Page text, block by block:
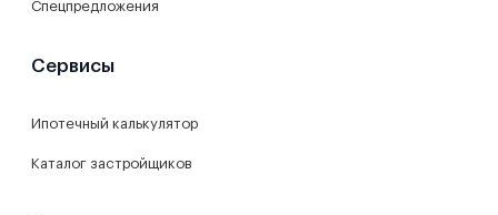
Спецпредложения
Сервисы
Ипотечный калькулятор
Каталог застройщиков